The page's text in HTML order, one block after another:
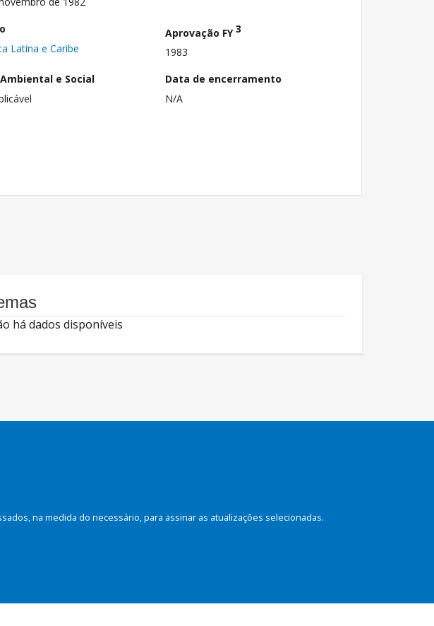
Latina e Caribe
Aprovação FY3
1983
e Social
Data de encerramento
N/A
há dados disponíveis
na medida do necessário, para assinar as atualizações selecionadas.